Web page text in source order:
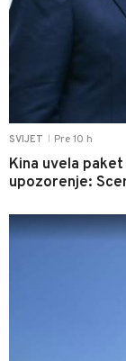
SVIJET Pre 10 h
Kina uvela
upozorenje: